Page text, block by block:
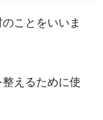
ことをいいま
えるために使